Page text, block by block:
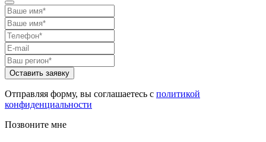
Отправляя форму, вы соглашаетесь с политикой
конфиденциальности
Позвоните мне